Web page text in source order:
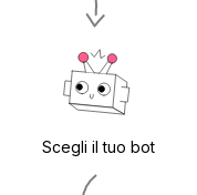
Scegli il tuo bot